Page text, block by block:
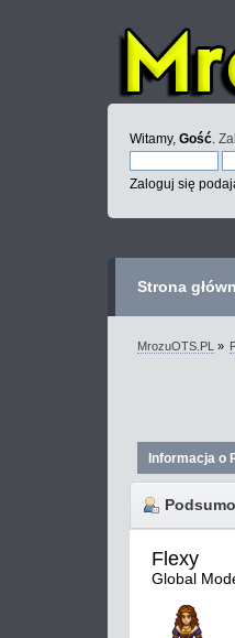
Witamy, Gość
Zaloguj się
Strona
MrozuOTS.PL »
Informacja o
Flexy
Global